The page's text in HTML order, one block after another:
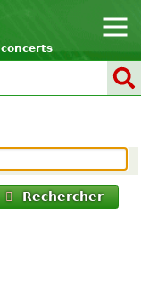
Rechercher